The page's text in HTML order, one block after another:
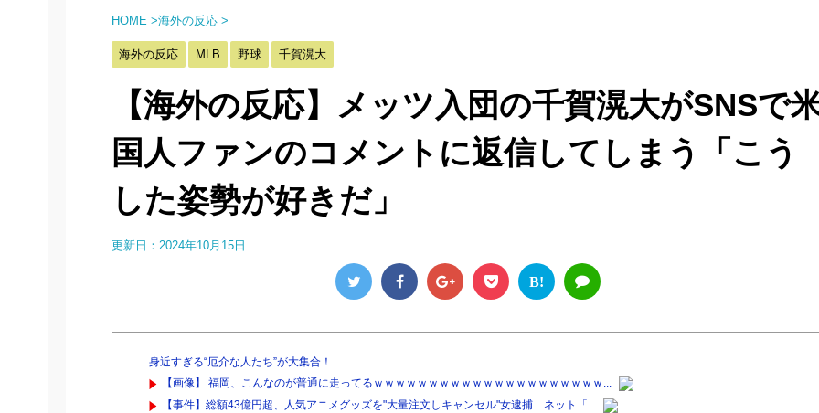
e
HOME >海外の反応 >
海外の反応 MLB 野球 千賀滉大
【海外の反応】メッツ入団の千賀滉大がSNSで
国人ファンのコメントに返信してしまう「こう
した姿勢が好きだ」
更新日： 2024年10月15日
B!
身近すぎる“厄介な人たち”が大集合！
【画像】 福岡、こんなのが普通に走ってるｗｗｗｗｗｗｗｗｗｗｗｗｗｗｗｗｗｗｗｗｗ...
【事件】総額43億円超、人気アニメグッズを"大量注文しキャンセル"女逮捕…ネット「...